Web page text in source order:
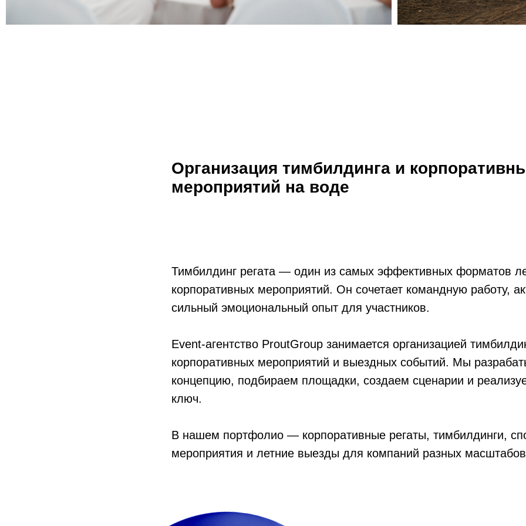
Организация тимбилдинга и
мероприятий на воде
Тимбилдинг регата — один из самых эффективных форматов
корпоративных мероприятий. Он сочетает командную работу,
сильный эмоциональный опыт для участников.
Event-агентство ProutGroup занимается организацией
корпоративных мероприятий и выездных событий. Мы
концепцию, подбираем площадки, создаем сценарии и
ключ.
В нашем портфолио — корпоративные регаты, тимбилдинги,
мероприятия и летние выезды для компаний разных
Превращаем ваши задачи в смелые решения и